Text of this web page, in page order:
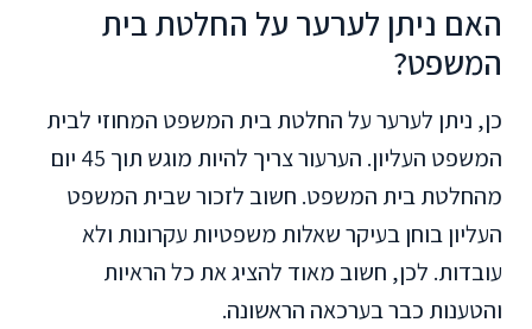
האם ניתן לערער על החלטת בית
המשפט?
כן, ניתן לערער על החלטת בית המשפט המחוזי לבית
המשפט העליון. הערעור צריך להיות מוגש תוך 45 יום
מהחלטת בית המשפט. חשוב לזכור שבית המשפט
העליון בוחן בעיקר שאלות משפטיות עקרונות ולא
עובדות. לכן, חשוב מאוד להציג את כל הראיות
והטענות כבר בערכאה הראשונה.